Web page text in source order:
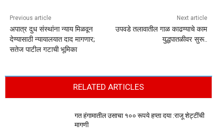
Previous article
अपात्र दुध संस्थांना न्याय मिळवून
देण्यासाठी न्यायालयात दाद मागणार;
सतेज पाटील गटाची भूमिका
Next article
उपवडे तलावातील गाळ काढण्याचे काम
युद्धपातळीवर सुरू..
RELATED ARTICLES
गत हंगामातील उसाचा १०० रूपये हप्ता दया :राजू शेट्टींची
मागणी